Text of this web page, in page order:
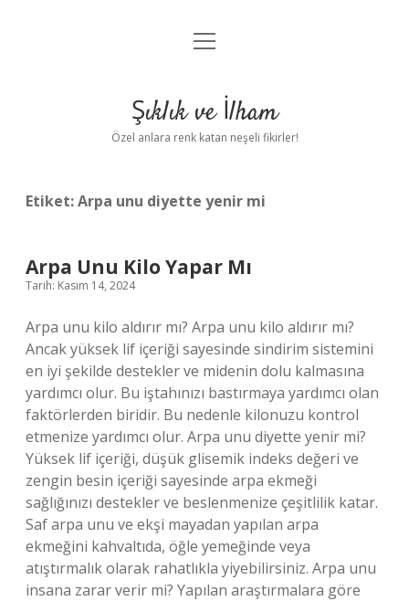
Anasayfa
Yasal Uyarı
menüyü
Şıklık ve İlham
Özel anlara renk katan neşeli fikirler!
Etiket:Arpa unu diyette yenir mi
Arpa Unu Kilo Yapar Mı
Tarih: Kasım 14, 2024
Arpa unu kilo aldırır mı? Arpa unu kilo aldırır mı?
Ancak yüksek lif içeriği sayesinde sindirim sistemini
en iyi şekilde destekler ve midenin dolu kalmasına
yardımcı olur. Bu iştahınızı bastırmaya yardımcı olan
faktörlerden biridir. Bu nedenle kilonuzu kontrol
etmenize yardımcı olur. Arpa unu diyette yenir mi?
Yüksek lif içeriği, düşük glisemik indeks değeri ve
zengin besin içeriği sayesinde arpa ekmeği
sağlığınızı destekler ve beslenmenize çeşitlilik katar.
Saf arpa unu ve ekşi mayadan yapılan arpa
ekmeğini kahvaltıda, öğle yemeğinde veya
atıştırmalık olarak rahatlıkla yiyebilirsiniz. Arpa unu
insana zarar verir mi? Yapılan araştırmalara göre